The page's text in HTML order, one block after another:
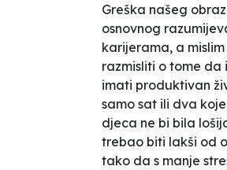
Greška našeg
osnovnog
karijerama, a
razmisliti o tome da
imati produktivan
samo sat ili dva
djeca ne bi bila
trebao biti lakši od
tako da s manje